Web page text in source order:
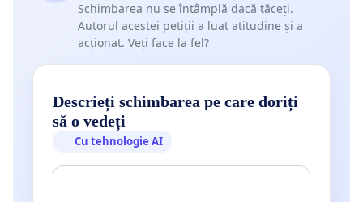
Schimbarea nu se întâmplă dacă tăceți.
Autorul acestei petiții a luat atitudine și a
acționat. Veți face la fel?
Descrieți schimbarea pe care doriți
să o vedeți
Cu tehnologie AI